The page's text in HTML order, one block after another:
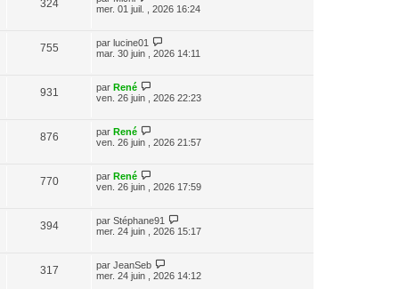
324
mer. 01 juil. , 2026 16:24
755 par lucine01
mar. 30 juin , 2026 14:11
931 par René
ven. 26 juin , 2026 22:23
876 par René
ven. 26 juin , 2026 21:57
770 par René
ven. 26 juin , 2026 17:59
394 par Stéphane91
mer. 24 juin , 2026 15:17
317 par JeanSeb
mer. 24 juin , 2026 14:12